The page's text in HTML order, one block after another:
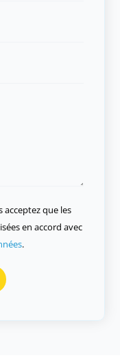
acceptez que les
en accord avec
.